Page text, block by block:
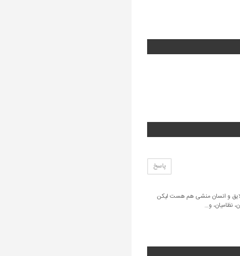
پاسخ
لایق و انسان منشی هم هست لیکن
نظامیان، و…